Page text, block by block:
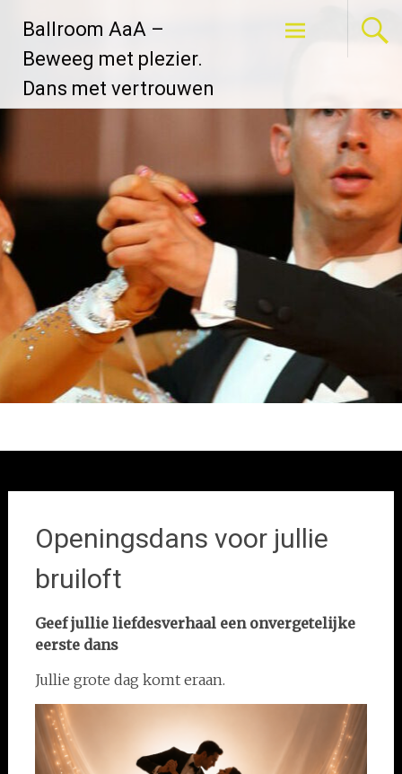
naarBallroom AaA –
Beweeg met plezier.
Dans met vertrouwen
Openingsdans voor jullie
bruiloft
Geef jullie liefdesverhaal een onvergetelijke
eerste dans
Jullie grote dag komt eraan.